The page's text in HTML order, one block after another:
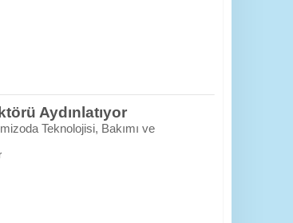
Aydınlatıyor
Teknolojisi, Bakımı ve